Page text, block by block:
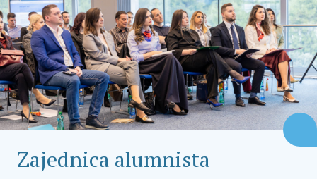
Zajednica alumnista